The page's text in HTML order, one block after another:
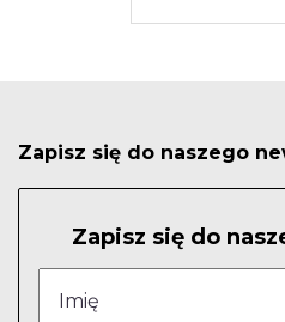
Zapisz się do naszego
Zapisz się do